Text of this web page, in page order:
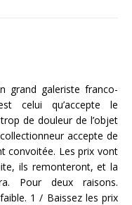
grand galeriste franco-
celui qu’accepte le
de douleur de l’objet
accepte de
convoitée. Les prix vont
ils remonteront, et la
Pour deux raisons.
1 / Baissez les prix